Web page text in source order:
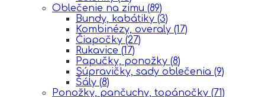
Oblečenie na zimu (89)
Bundy, kabátiky (3)
Kombinézy, overaly (17)
Čiapočky (27)
Rukavice (17)
Papučky, ponožky (8)
Súpravičky, sady oblečenia (9)
Šály (8)
Ponožky, pančuchy, topánočky (71)